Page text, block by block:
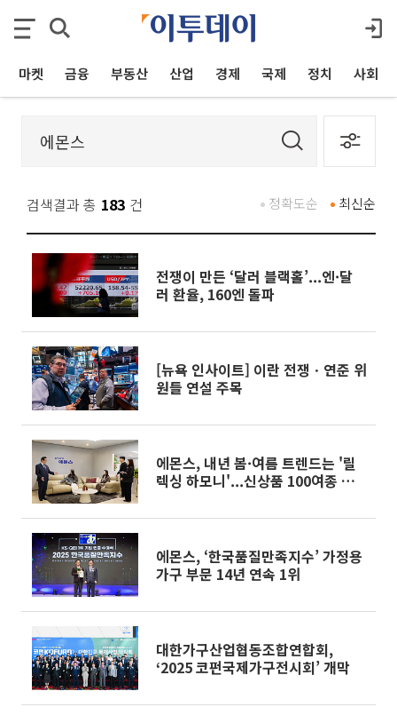
마켓 금융 부동산 산업 경제 국제 정치 사회
검색결과 총 183 건 최신순
정확도순
전쟁이 만든 ‘달러 블랙홀’...엔·달
러 환율, 160엔 돌파
[뉴욕 인사이트] 이란 전쟁ㆍ연준 위
원들 연설 주목
에몬스, 내년 봄·여름 트렌드는 '릴
렉싱 하모니'...신상품 100여종 공
에몬스, ‘한국품질만족지수’ 가정용
가구 부문 14년 연속 1위
대한가구산업협동조합연합회,
‘2025 코펀국제가구전시회’ 개막